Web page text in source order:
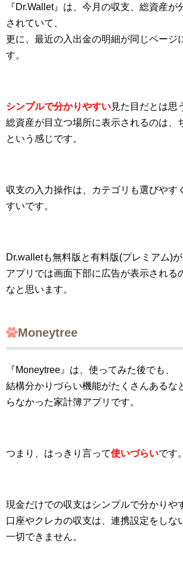
『Dr.Wallet』は、今月の収支、総資産が
されていて、
更に、最近の入出金の明細が同じページ
す。
シンプルで分かりやすい見た目だとは思
総資産が目立つ場所に表示されるのは、
という感じです。
収支の入力操作は、カテゴリも選びやす
すいです。
Dr.walletも無料版と有料版(プレミアム)が
アプリでは画面下部に広告が表示される
なと思います。
Moneytree
『Moneytree』は、使ってみた後でも、
結構分かりづらい機能がたくさんあるな
らなかった家計簿アプリです。
つまり、はっきり言って使いづらいです。
現金だけでの収支はシンプルで分かりや
口座やクレカの収支は、連携設定をしな
一切できません。